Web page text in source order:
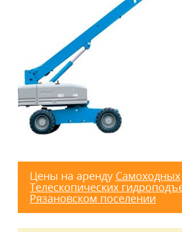
Цены на аренду Самоходных
Телескопических
Рязановском поселении